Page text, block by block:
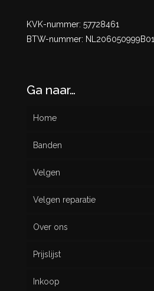
KVK-nummer: 57728461
BTW-nummer: NL206050999B01
Ga naar…
Home
Banden
Nieuw
Gebruikt
Velgen
Velgen reparatie
Over ons
Prijslijst
Inkoop